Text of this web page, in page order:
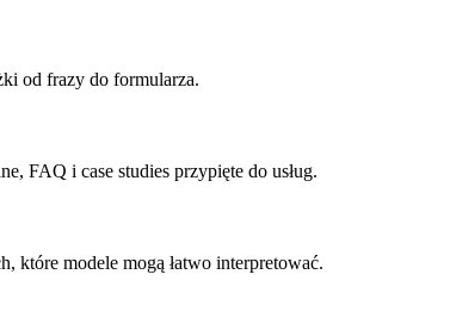
od frazy do formularza.
FAQ i case studies przypięte do usług.
które modele mogą łatwo interpretować.